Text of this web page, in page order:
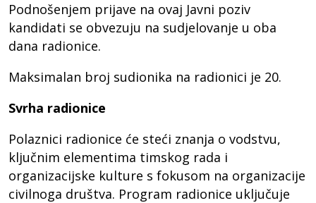
Podnošenjem prijave na ovaj Javni poziv
kandidati se obvezuju na sudjelovanje u oba
dana radionice.
Maksimalan broj sudionika na radionici je 20.
Svrha radionice
Polaznici radionice će steći znanja o vodstvu,
ključnim elementima timskog rada i
organizacijske kulture s fokusom na organizacije
civilnoga društva. Program radionice uključuje